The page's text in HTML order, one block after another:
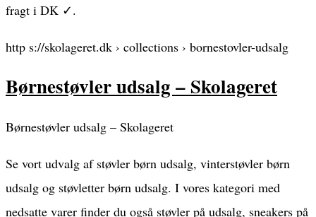
fragt i DK ✓.
http s://skolageret.dk › collections › bornestovler-udsalg
Børnestøvler udsalg – Skolageret
Børnestøvler udsalg – Skolageret
Se vort udvalg af støvler børn udsalg, vinterstøvler børn
udsalg og støvletter børn udsalg. I vores kategori med
nedsatte varer finder du også støvler på udsalg, sneakers på